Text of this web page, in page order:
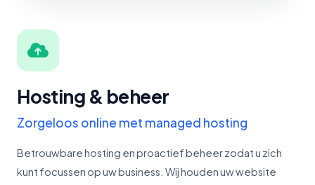
Hosting & beheer
Zorgeloos online met managed hosting
Betrouwbare hosting en proactief beheer zodat u zich
kunt focussen op uw business. Wij houden uw website